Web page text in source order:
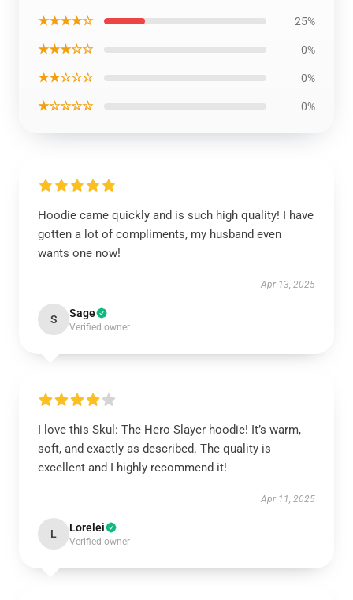
★★★★☆ 25%
★★★☆☆ 0%
★★☆☆☆ 0%
★☆☆☆☆ 0%
Hoodie came quickly and is such high quality! I have
gotten a lot of compliments, my husband even
wants one now!
Apr 13, 2025
S Sage
Verified owner
I love this Skul: The Hero Slayer hoodie! It’s warm,
soft, and exactly as described. The quality is
excellent and I highly recommend it!
Apr 11, 2025
L Lorelei
Verified owner